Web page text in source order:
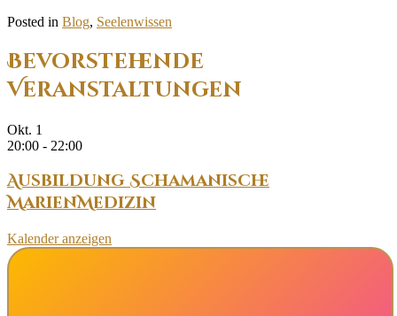
Posted in Blog, Seelenwissen
Bevorstehende
Veranstaltungen
Okt. 1
20:00 - 22:00
Ausbildung Schamanische
MarienMedizin
Kalender anzeigen